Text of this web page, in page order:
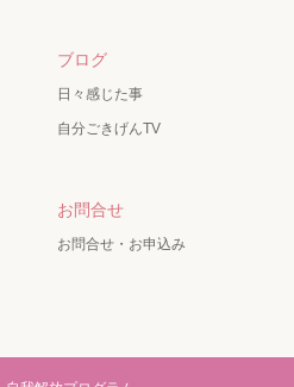
ブログ
日々感じた事
自分ごきげんTV
お問合せ
お問合せ・お申込み